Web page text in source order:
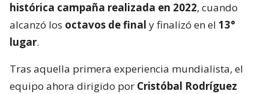
histórica campaña realizada en 2022, cuando
alcanzó los octavos de final y finalizó en el 13°
lugar.
Tras aquella primera experiencia mundialista, el
equipo ahora dirigido por Cristóbal Rodríguez